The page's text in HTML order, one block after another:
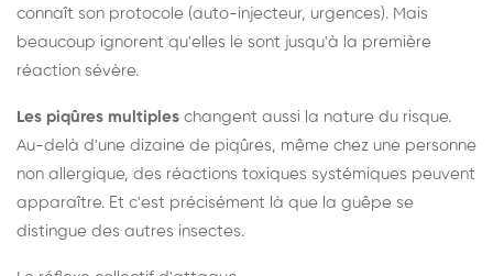
connaît son protocole (auto-injecteur, urgences). Mais
beaucoup ignorent qu'elles le sont jusqu'à la première
réaction sévère.
Les piqûres multiples changent aussi la nature du risque.
Au-delà d'une dizaine de piqûres, même chez une personne
non allergique, des réactions toxiques systémiques peuvent
apparaître. Et c'est précisément là que la guêpe se
distingue des autres insectes.